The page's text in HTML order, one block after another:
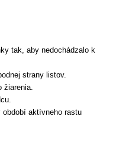
tak, aby nedochádzalo k
strany listov.
žiarenia.
období aktívneho rastu